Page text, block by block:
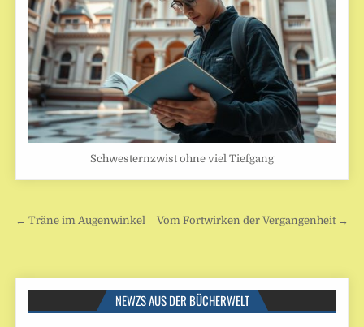
Schwesternzwist ohne viel Tiefgang
Beitragsnavigation
← Träne im Augenwinkel Vom Fortwirken der Vergangenheit →
NEWZS AUS DER BÜCHERWELT